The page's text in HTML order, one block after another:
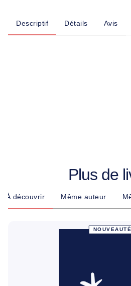
Descriptif Détails Avis
Plus de
À découvrir Même auteur
NOUVEAUTÉ